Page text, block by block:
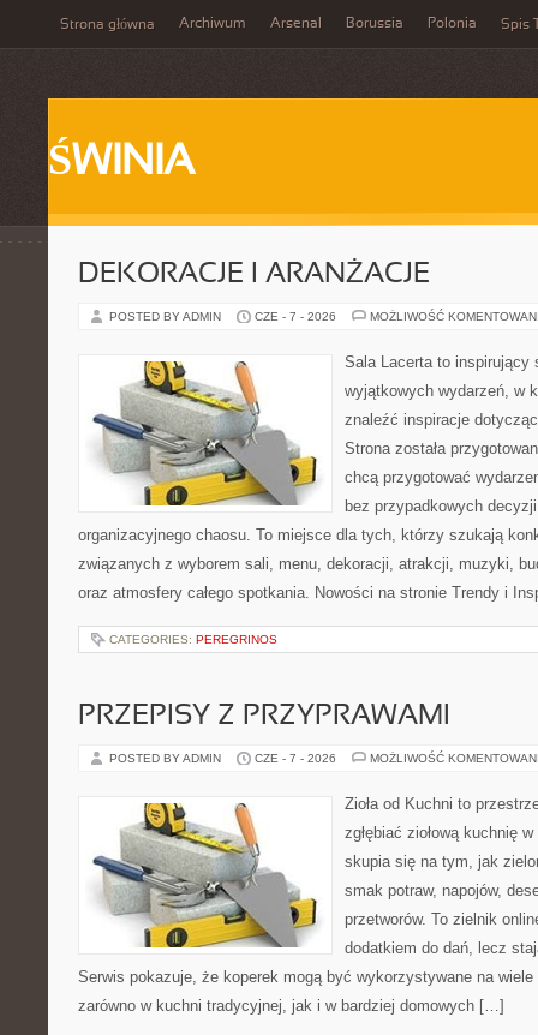
Strona główna Archiwum Arsenal Borussia Polonia Spis
ŚWINIA
DEKORACJE I ARANŻACJE
POSTED BY ADMIN CZE - 7 - 2026 MOŻLIWOŚĆ
Sala Lacerta to inspirujący
wyjątkowych wydarzeń, w
znaleźć inspiracje
Strona została
chcą przygotować
bez przypadkowych
organizacyjnego chaosu. To miejsce dla tych, którzy szukają
związanych z wyborem sali, menu, dekoracji, atrakcji, muzyki,
oraz atmosfery całego spotkania. Nowości na stronie Trendy i
CATEGORIES: PEREGRINOS
PRZEPISY Z PRZYPRAWAMI
POSTED BY ADMIN CZE - 7 - 2026 MOŻLIWOŚĆ
Zioła od Kuchni to
zgłębiać ziołową kuchnię
skupia się na tym, jak
smak potraw, napojów,
przetworów. To zielnik
dodatkiem do dań, lecz
Serwis pokazuje, że koperek mogą być wykorzystywane na
zarówno w kuchni tradycyjnej, jak i w bardziej domowych […]